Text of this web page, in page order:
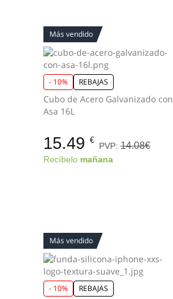
Más vendido
- 10% REBAJAS
Cubo de Acero Galvanizado con
Asa 16L
15.49 €
PVP:14.08€
Recíbelo mañana
Más vendido
- 10% REBAJAS